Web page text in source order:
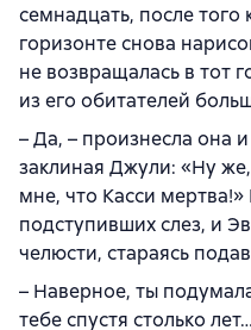
семнадцать, после того
горизонте снова
не возвращалась в тот
из его обитателей
– Да, – произнесла она
заклиная Джули: «Ну
мне, что Касси
подступивших слез, и
челюсти, стараясь
– Наверное, ты
тебе спустя столько